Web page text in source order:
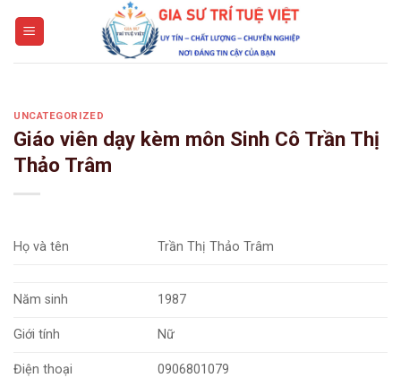
UNCATEGORIZED
Giáo viên dạy kèm môn Sinh Cô Trần Thị
Thảo Trâm
Họ và tên Trần Thị Thảo Trâm
Năm sinh 1987
Giới tính Nữ
Điện thoại 0906801079